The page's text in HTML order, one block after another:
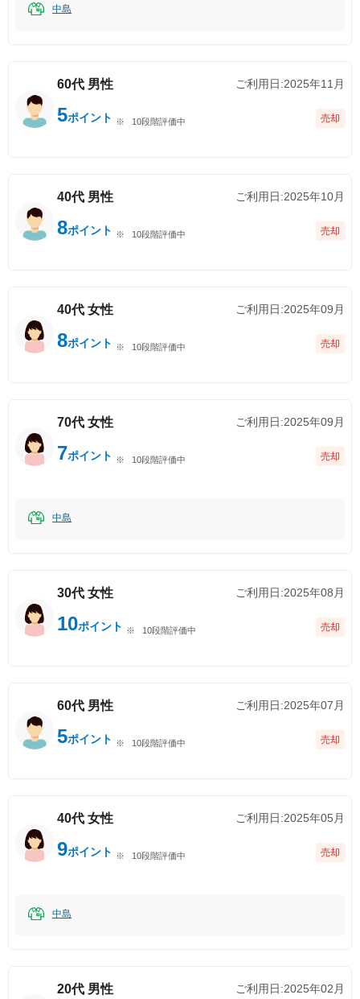
中島
60代 男性 ご利用日:2025年11月
5ポイント 10段階評価中 売却
40代 男性 ご利用日:2025年10月
8ポイント 10段階評価中 売却
40代 女性 ご利用日:2025年09月
8ポイント 10段階評価中 売却
70代 女性 ご利用日:2025年09月
7ポイント 10段階評価中 売却
中島
30代 女性 ご利用日:2025年08月
10ポイント 10段階評価中 売却
60代 男性 ご利用日:2025年07月
5ポイント 10段階評価中 売却
40代 女性 ご利用日:2025年05月
9ポイント 10段階評価中 売却
中島
20代 男性 ご利用日:2025年02月